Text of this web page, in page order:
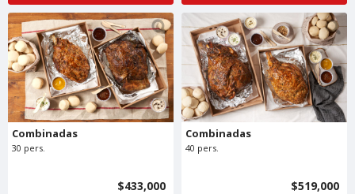
Combinadas
30 pers.
$433,000
Combinadas
40 pers.
$519,000